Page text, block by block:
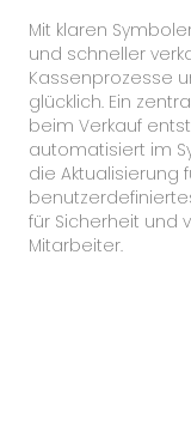
Mit klaren
und schneller
Kassenprozesse
glücklich. Ein
beim Verkauf
automatisiert im
die Aktualisierung
für Sicherheit und
Mitarbeiter.